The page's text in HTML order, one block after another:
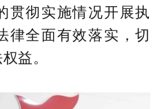
贯彻实施情况开展执
律全面有效落实，切
益。